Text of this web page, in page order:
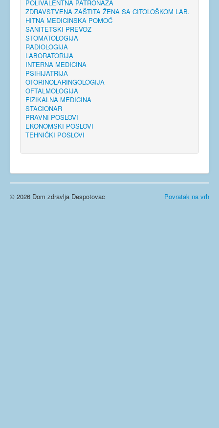
POLIVALENTNA PATRONAŽA
ZDRAVSTVENA ZAŠTITA ŽENA SA CITOLOŠKOM LAB.
HITNA MEDICINSKA POMOĆ
SANITETSKI PREVOZ
STOMATOLOGIJA
RADIOLOGIJA
LABORATORIJA
INTERNA MEDICINA
PSIHIJATRIJA
OTORINOLARINGOLOGIJA
OFTALMOLOGIJA
FIZIKALNA MEDICINA
STACIONAR
PRAVNI POSLOVI
EKONOMSKI POSLOVI
TEHNIČKI POSLOVI
Povratak na vrh
© 2026 Dom zdravlja Despotovac